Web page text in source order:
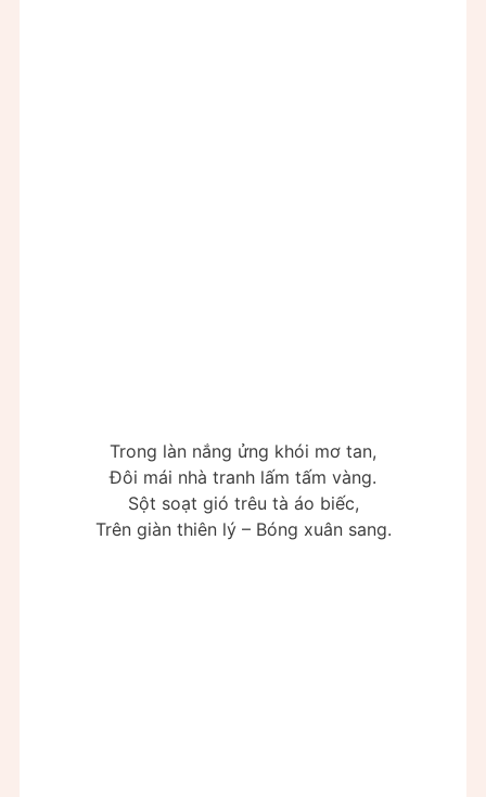
Trong làn nắng ửng khói mơ tan,
Đôi mái nhà tranh lấm tấm vàng.
Sột soạt gió trêu tà áo biếc,
Trên giàn thiên lý – Bóng xuân sang.